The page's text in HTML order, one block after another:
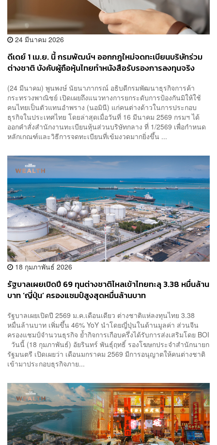
24 มีนาคม 2026
ดีเดย์ 1 เม.ย. นี้ กรมพัฒน์ฯ ออกกฎใหม่จดทะเบียนบริษัทร่วม
ต่างชาติ บังคับผู้ถือหุ้นไทยทำหนังสือรับรองการลงทุนจริง
(24 มีนาคม) พูนพงษ์ นัยนาภากรณ์ อธิบดีกรมพัฒนาธุรกิจการค้า
กระทรวงพาณิชย์ เปิดเผยถึงแนวทางการยกระดับการป้องกันมิให้ใช้
คนไทยเป็นตัวแทนอำพราง (นอมินี) แก่คนต่างด้าวในการประกอบ
ธุรกิจในประเทศไทย โดยล่าสุดเมื่อวันที่ 16 มีนาคม 2569 กรมฯ ได้
ออกคำสั่งสำนักงานทะเบียนหุ้นส่วนบริษัทกลาง ที่ 1/2569 เพื่อกำหนด
หลักเกณฑ์และวิธีการจดทะเบียนที่เข้มงวดมากยิ่งขึ้น ...
18 กุมภาพันธ์ 2026
รัฐบาลเผยเปิดปี 69 ทุนต่างชาติไหลเข้าไทยทะลุ 3.38 หมื่นล้าน
บาท ‘ญี่ปุ่น’ ครองแชมป์สูงสุดหมื่นล้านบาท
รัฐบาลเผยเปิดปี 2569 ม.ค.เดือนเดียว ต่างชาติแห่ลงทุนไทย 3.38
หมื่นล้านบาท เพิ่มขึ้น 46% YoY นำโดยญี่ปุ่นในด้านมูลค่า ส่วนจีน
ครองแชมป์จำนวนธุรกิจ ย้ำกิจการเกือบครึ่งได้รับการส่งเสริมโดย BOI
วันนี้ (18 กุมภาพันธ์) อัยรินทร์ พันธุ์ฤทธิ์ รองโฆษกประจำสำนักนายก
รัฐมนตรี เปิดเผยว่า เดือนมกราคม 2569 มีการอนุญาตให้คนต่างชาติ
เข้ามาประกอบธุรกิจภาย...